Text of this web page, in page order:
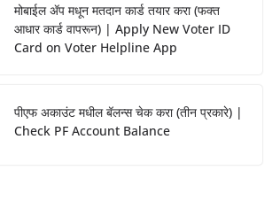
मोबाईल ॲप मधून मतदान कार्ड तयार करा (फक्त
आधार कार्ड वापरून) | Apply New Voter ID
Card on Voter Helpline App
पीएफ अकाउंट मधील बॅलन्स चेक करा (तीन प्रकारे) |
Check PF Account Balance